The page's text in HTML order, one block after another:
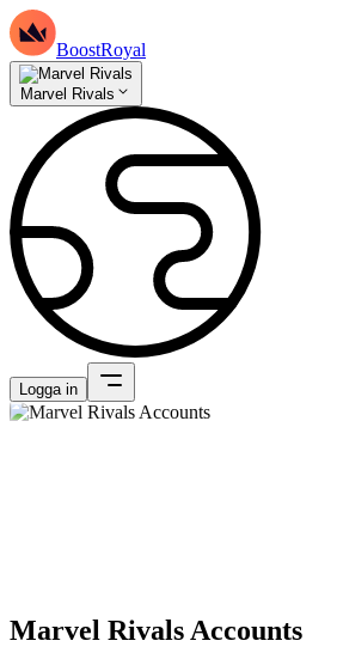
BoostRoyal
Marvel Rivals
Logga in
Marvel Rivals Accounts